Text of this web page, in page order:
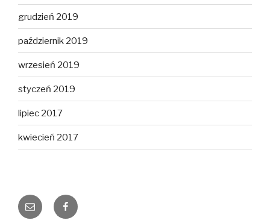
grudzień 2019
październik 2019
wrzesień 2019
styczeń 2019
lipiec 2017
kwiecień 2017
E-
mail
Facebook